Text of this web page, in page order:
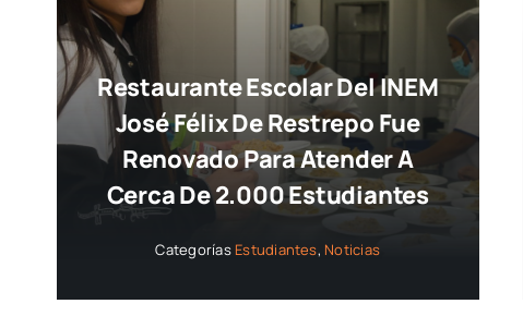
Restaurante Escolar Del INEM
José Félix De Restrepo Fue
Renovado Para Atender A
Cerca De 2.000 Estudiantes
Categorías Estudiantes Noticias